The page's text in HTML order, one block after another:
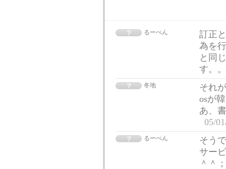
るーぺん
訂正
為を
と同
す。
冬地
それ
osが
あ、
05/
るーぺん
そう
サー
＾＾